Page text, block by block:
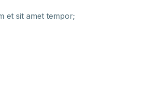
et sit amet tempor;